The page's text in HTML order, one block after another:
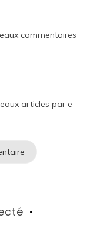
commentaires
articles par e-